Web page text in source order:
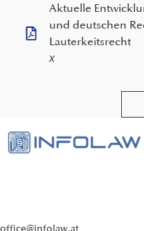
Aktuelle
und deutschen
Lauterkeitsrecht
x